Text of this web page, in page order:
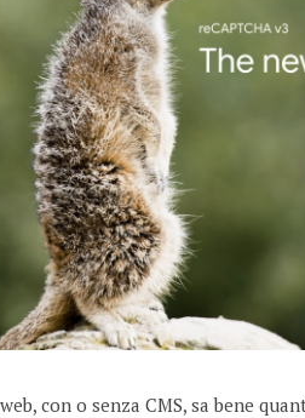
con o senza CMS, sa bene